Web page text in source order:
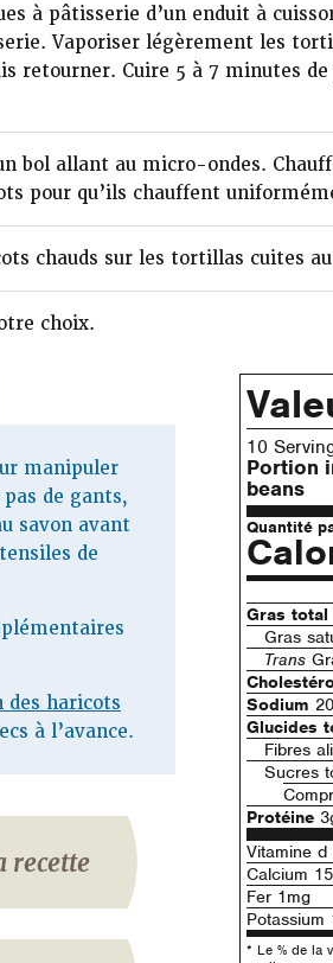
à pâtisserie d’un enduit à
Vaporiser légèrement les
retourner. Cuire 5 à 7 minutes de
bol allant au micro-ondes.
pour qu’ils chauffent
chauds sur les tortillas cuites
choix.
manipuler
de gants,
savon avant
de
des haricots
à l’avance.
recette
10
Portion
beans
Quantité
Gras total
Gras
Trans
Sodium
Glucides
Fibres
Sucres
Protéine
Vitamine d
Calcium
Fer 1mg
Potassium
* Le % de la